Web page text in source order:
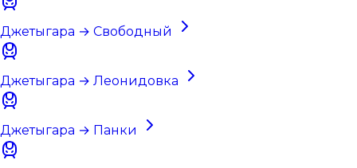
Джетыгара → Свободный
Джетыгара → Леонидовка
Джетыгара → Панки